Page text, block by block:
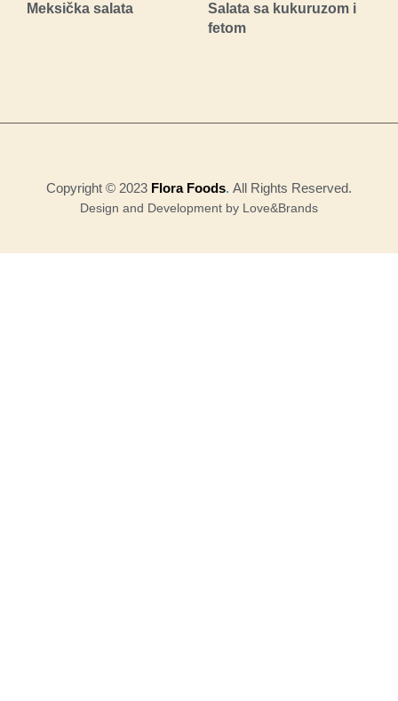
Meksička salata
Salata sa kukuruzom i
fetom
Copyright © 2023 Flora Foods. All Rights Reserved.
Design and Development by Love&Brands